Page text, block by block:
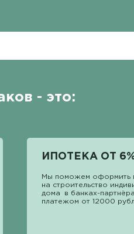
- это:
ИПОТЕКА ОТ
Мы поможем оформить
на строительство
дома в банках-
платежом от 12000